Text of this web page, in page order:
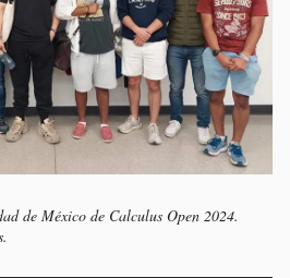
de México de Calculus Open 2024.